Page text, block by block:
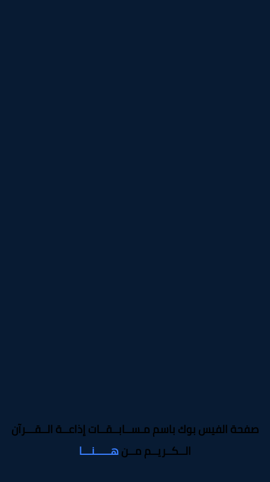
صفحة الفيس بوك باسم مـســابــقــات إذاعــة الــقـــرآن
الــكــريــم مــنهـــــنـــا